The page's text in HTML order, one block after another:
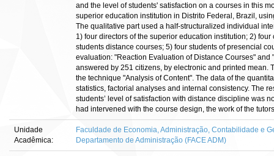
and the level of students' satisfaction on a courses in this
superior education institution in Distrito Federal, Brazil,
The qualitative part used a half-structuralized individual
1) four directors of the superior education institution; 2)
students distance courses; 5) four students of presencial
evaluation: "Reaction Evaluation of Distance Courses"
answered by 251 citizens, by electronic and printed mean.
the technique "Analysis of Content". The data of the
statistics, factorial analyses and internal consistency. The
students’ level of satisfaction with distance discipline was
had intervened with the course design, the work of the
Unidade
Acadêmica:
Faculdade de Economia, Administração, Contabilidade e
Departamento de Administração (FACE ADM)